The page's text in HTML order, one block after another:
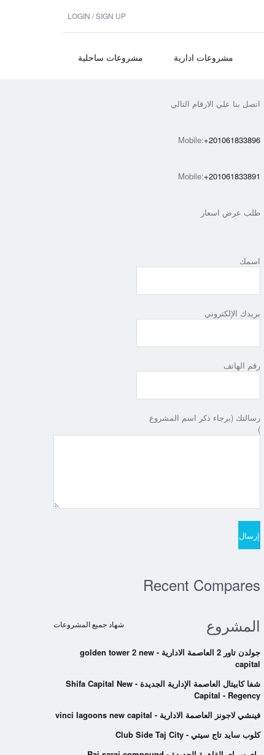
LOGIN / SIGN UP
مشروعات ادارية مشروعات ساحلية
اتصل بنا علي الارقام التالي
Mobile:+201061833896
Mobile:+201061833891
طلب عرض اسعار
اسمك
بريدك الإلكتروني
رقم الهاتف
رسالتك (برجاء ذكر اسم المشروع
)
Recent Compares
المشروع
شهاد جميع المشروعات
جولدن تاور 2 العاصمة الادارية - golden tower 2 new
capital
شفا كابيتال العاصمة الإدارية الجديدة - Shifa Capital New
Capital - Regency
فينشي لاجونز العاصمة الادارية - vinci lagoons new capital
كلوب سايد تاج سيتي - Club Side Taj City